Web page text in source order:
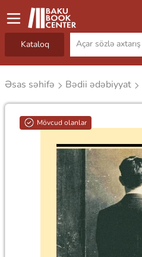
Kataloq
Əsas səhifə Bədii ədəbiyyat
Mövcud olanlar